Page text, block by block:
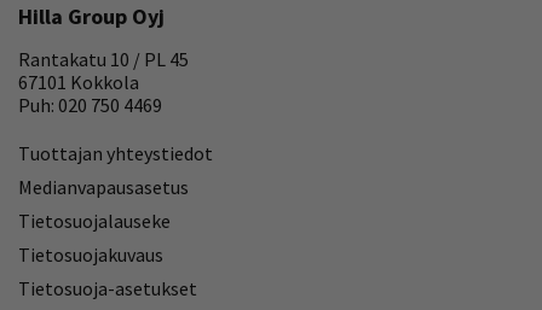
Hilla Group Oyj
Rantakatu 10 / PL 45
67101 Kokkola
Puh: 020 750 4469
Tuottajan yhteystiedot
Medianvapausasetus
Tietosuojalauseke
Tietosuojakuvaus
Tietosuoja-asetukset